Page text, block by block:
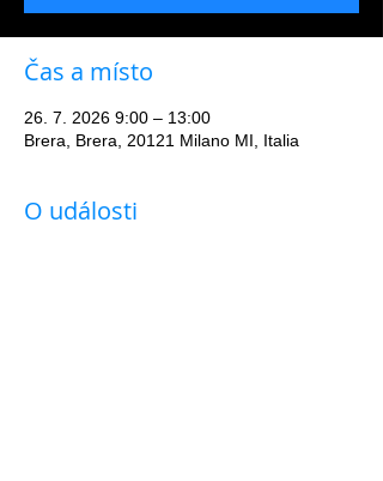
Čas a místo
26. 7. 2026 9:00 – 13:00
Brera, Brera, 20121 Milano MI, Italia
O události